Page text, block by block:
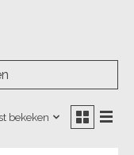
bekeken